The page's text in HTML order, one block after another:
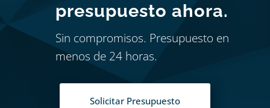
presupuesto ahora.
Sin compromisos. Presupuesto en
menos de 24 horas.
Solicitar Presupuesto